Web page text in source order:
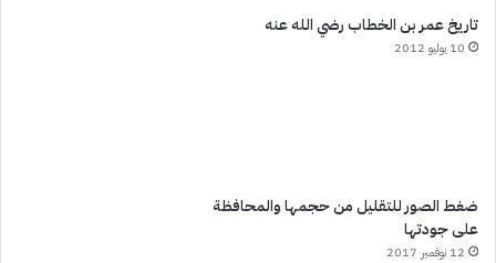
تاريخ عمر بن الخطاب رضي الله عنه
10 يوليو 2012
ضغط الصور للتقليل من حجمها والمحافظة
على جودتها
12 نوفمبر 2017